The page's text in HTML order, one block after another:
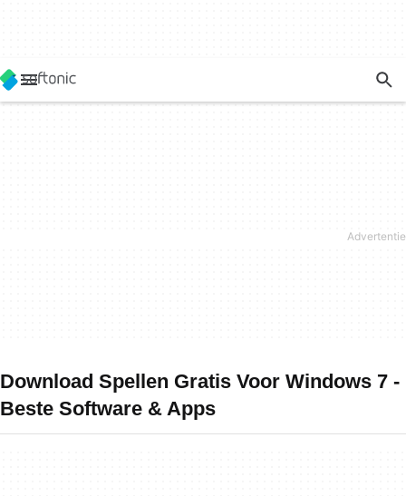
Download Spellen Gratis Voor Windows 7 -
Beste Software & Apps